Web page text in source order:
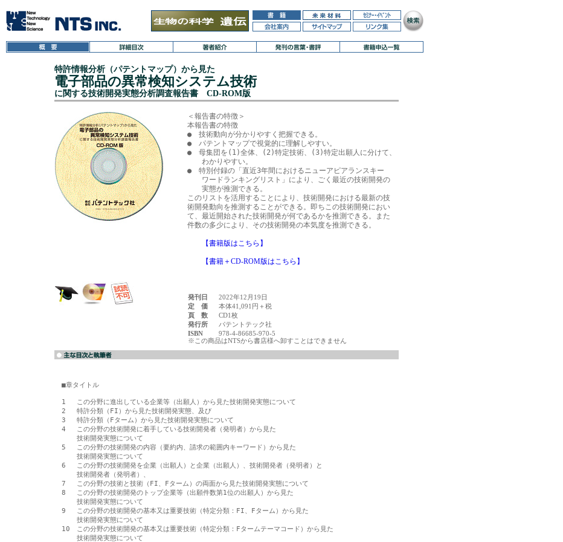
特許情報分析（パテントマップ）から見た
電子部品の異常検知システム技術
に関する技術開発実態分析調査報告書 CD-ROM版
＜報告書の特徴＞
本報告書の特徴
●　技術動向が分かりやすく把握できる。
●　パテントマップで視覚的に理解しやすい。
●　母集団を(1)全体、(2)特定技術、(3)特定出願人に分けて、
わかりやすい。
●　特別付録の「直近3年間におけるニューアピアランスキー
ワードランキングリスト」により、ごく最近の技術開発の
実態が推測できる。
このリストを活用することにより、技術開発における最新の技
術開発動向を推測することができる。即ちこの技術開発におい
て、最近開始された技術開発が何であるかを推測できる。また
【書籍版はこちら】
【書籍＋CD-ROM版はこちら】
発刊日
2022年12月19日
定 価
本体41,091円＋税
頁 数
CD1枚
発行所
パテントテック社
ISBN
978-4-86685-970-5
※この商品はNTSから書店様へ卸すことはできません
■章タイトル
1　 この分野に進出している企業等（出願人）から見た技術開発実態について
2　 特許分類（FI）から見た技術開発実態、及び
3　 特許分類（Fターム）から見た技術開発実態について
4　 この分野の技術開発に着手している技術開発者（発明者）から見た
技術開発実態について
5　 この分野の技術開発の内容（要約内、請求の範囲内キーワード）から見た
技術開発実態について
6　 この分野の技術開発を企業（出願人）と企業（出願人）、技術開発者（発明者）と
技術開発者（発明者）、
7　 この分野の技術と技術（FI、Fターム）の両面から見た技術開発実態について
8　 この分野の技術開発のトップ企業等（出願件数第1位の出願人）から見た
技術開発実態について
9　 この分野の技術開発の基本又は重要技術（特定分類：FI、Fターム）から見た
技術開発実態について
10　この分野の技術開発の基本又は重要技術（特定分類：Fタームテーマコード）から見た
技術開発実態について